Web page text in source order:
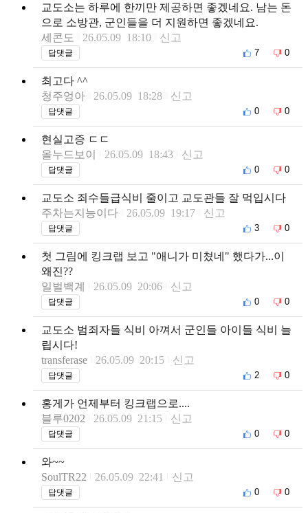
교도소는 하루에 한끼만 제공하면 좋겠네요. 남는 돈
으로 소방관, 군인들을 더 지원하면 좋겠네요.
세콘도
26.05.09 18:10 신고
답댓글 7 0
최고다 ^^
청주엉아
26.05.09 18:28 신고
답댓글 0 0
현실고증 ㄷㄷ
올누드보이
26.05.09 18:43 신고
답댓글 0 0
교도소 죄수들급식비 줄이고 교도관들 잘 먹입시다
주차는지능이다
26.05.09 19:17 신고
답댓글 3 0
첫 그림에 킹크랩 보고 "애니가 미쳤네" 했다가...이
왜진??
일벌백계
26.05.09 20:06 신고
답댓글 0 0
교도소 범죄자들 식비 아껴서 군인들 아이들 식비 늘
립시다!
transferase
26.05.09 20:15 신고
답댓글 2 0
홍게가 언제부터 킹크랩으로....
블루0202
26.05.09 21:15 신고
답댓글 0 0
와~~
SoulTR22
26.05.09 22:41 신고
답댓글 0 0